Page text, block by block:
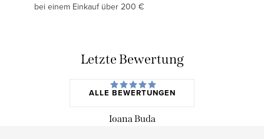
bei einem Einkauf über 200 €
Letzte Bewertung
ALLE BEWERTUNGEN
Ioana Buda